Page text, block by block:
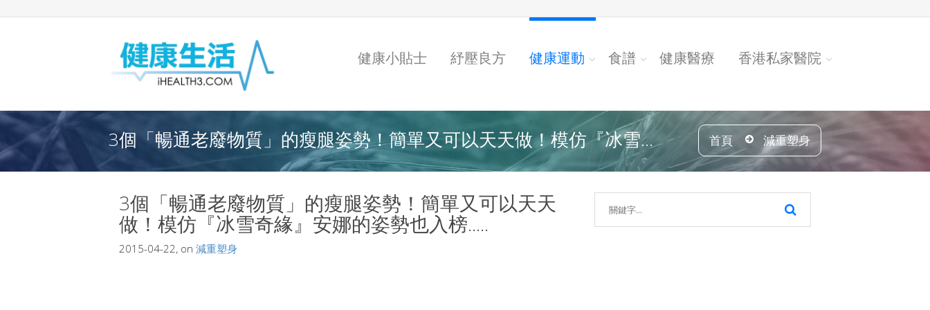
健康小貼士 紓壓良方 健康運動 食譜 健康醫療 香港私家醫院
3個「暢通老廢物質」的瘦腿姿勢！簡單又可以天天做！模仿『冰雪... 首頁 減重塑身
3個「暢通老廢物質」的瘦腿姿勢！簡單又可以天天
做！模仿『冰雪奇緣』安娜的姿勢也入榜.....
2015-04-22, on 減重塑身